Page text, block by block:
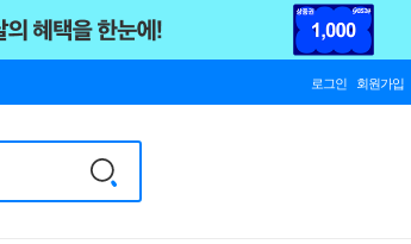
로그인 회원가입